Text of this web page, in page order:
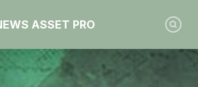
ASSET PRO
tag "Generali Investments"